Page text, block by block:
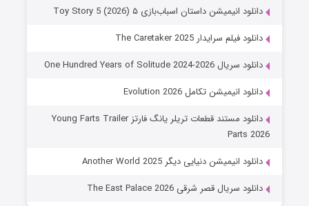
دانلود انیمیشن داستان اسباب‌بازی ۵ Toy Story 5 (2026)
دانلود فیلم سرایدار The Caretaker 2025
دانلود سریال One Hundred Years of Solitude 2024-2026
دانلود انیمیشن تکامل Evolution 2026
دانلود مستند قطعات تریلر یانگ فارتز Young Farts Trailer
Parts 2026
دانلود انیمیشن دنیایی دیگر Another World 2025
دانلود سریال قصر شرقی The East Palace 2026